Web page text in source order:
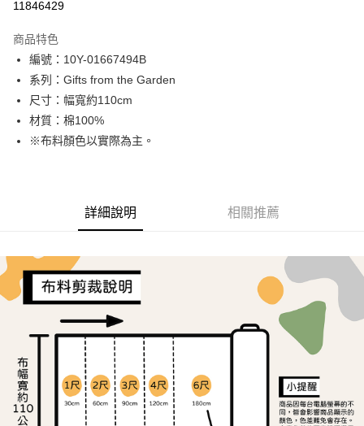
Apple Pay
街口支付
Google Pay
AFTEE先享後付
１．簡單：不需註冊會員、不需綁卡、不需儲值。
３．安心：先確認商品／服務後，再付款。
【「AFTEE先享後付」結帳流程】
１．於結帳方式選擇「AFTEE先享後付」後，將跳轉至「AFTEE先享後付」
結帳頁面，進行簡訊認證並確認金額後，即可完成結帳。
２．訂單成立數日內，您將收到繳費通知簡訊。
３．收到繳費通知簡訊後14天內，點擊此簡訊中的連結，可透過四大超商／
ATM／網路銀行／等多元方式進行付款，方視為交易完成。
※ 請注意：結帳手續完成當下不需立刻繳費，但若您需要取消訂單，請聯絡
購買商品的店家。未經商家同意取消之訂單仍視為有效，需透過AFTEE先享
後付繳納相關費用。
※ 交易是否成功請以「AFTEE先享後付 」之結帳頁面顯示為準，若有關於
全家取貨付款
每筆NT$65，滿NT$1,500(含以上)免運費
每筆NT$65，滿NT$1,500(含以上)免運費
宅配
每筆NT$150，滿NT$1,500(含以上)免運費
離島宅配
11846429
商品特色
編號：10Y-01667494B
系列：Gifts from the Garden
尺寸：幅寬約110cm
材質：棉100%
※布料顏色以實際為主。
詳細說明 相關推薦